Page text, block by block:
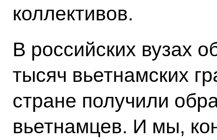
коллективов.
В российских вузах
тысяч вьетнамских
стране получили
вьетнамцев. И мы,